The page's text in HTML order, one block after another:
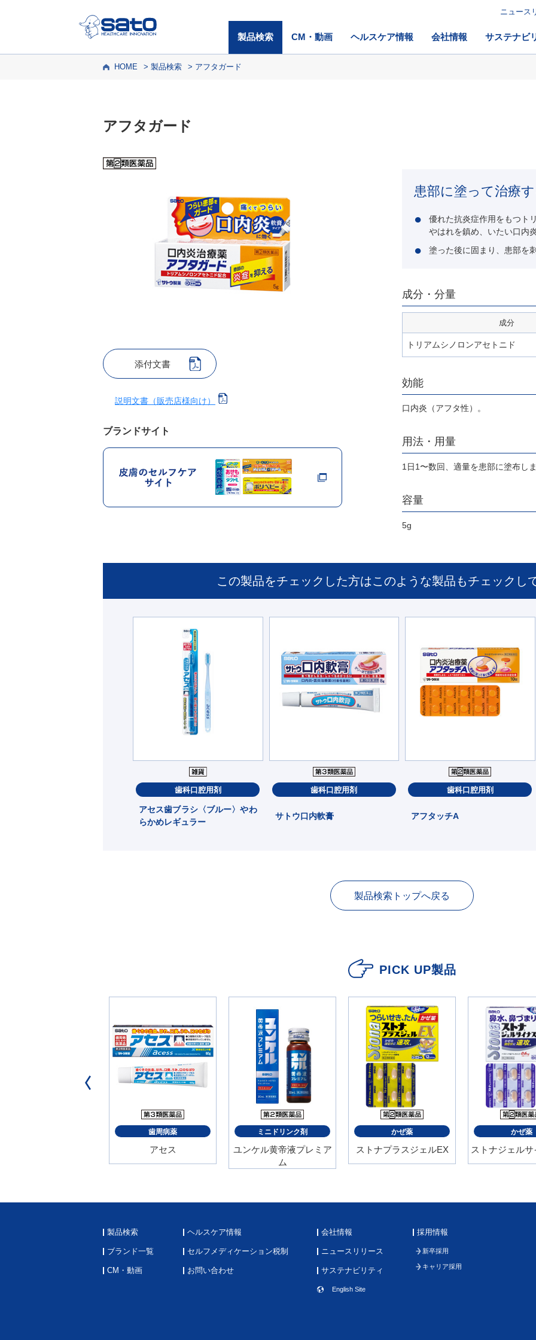
製品検索 CM・動画 ヘルスケア情報 会社情報 サステナビ
ニュース
HOME 製品検索 アフタガード
アフタガード
添付文書
説明文書（販売店様向け）
ブランドサイト
患部に塗って治療
優れた抗炎症作用をもつト
やはれを鎮め、いたい口内
塗った後に固まり、患部を
成分・分量
成分
トリアムシノロンアセトニド
効能
口内炎（アフタ性）。
用法・用量
1日1〜数回、適量を患部に塗布しま
容量
5g
この製品をチェックした方はこのような製品もチェックし
歯科口腔用剤
アセス歯ブラシ〈ブルー〉やわ
らかめレギュラー
歯科口腔用剤
サトウ口内軟膏
歯科口腔用剤
アフタッチA
製品検索トップへ戻る
PICK UP製品
歯周病薬
アセス
ミニドリンク剤
ユンケル黄帝液プレミア
ム
かぜ薬
ストナプラスジェルEX
かぜ薬
ストナジェル
製品検索
ブランド一覧
CM・動画
ヘルスケア情報
セルフメディケーション税制
お問い合わせ
会社情報
ニュースリリース
サステナビリティ
English Site
採用情報
新卒採用
キャリア採用